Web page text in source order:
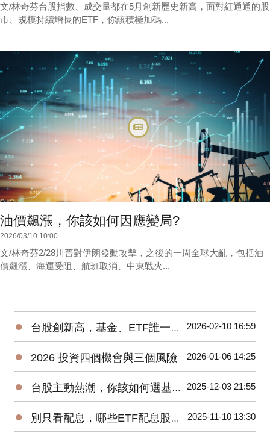
文/林奇芬台股指數、成交量都在5月創新歷史新高，面對紅通通的股
市、規模持續增長的ETF，你該積極加碼...
油價飆漲，你該如何因應變局?
2026/03/10 10:00
文/林奇芬2/28川普對伊朗發動攻擊，之後的一周全球大亂，包括油
價飆漲、海運受阻、航班取消、中東戰火...
● 台股創新高，基金、ETF誰一馬當先 2026-02-10 16:59
● 2026 投資四個機會與三個風險 2026-01-06 14:25
● 台股主動熱潮，你該如何選基金、ETF? 2025-12-03 21:55
● 別只看配息，哪些ETF配息股價二頭賺? 2025-11-10 13:30